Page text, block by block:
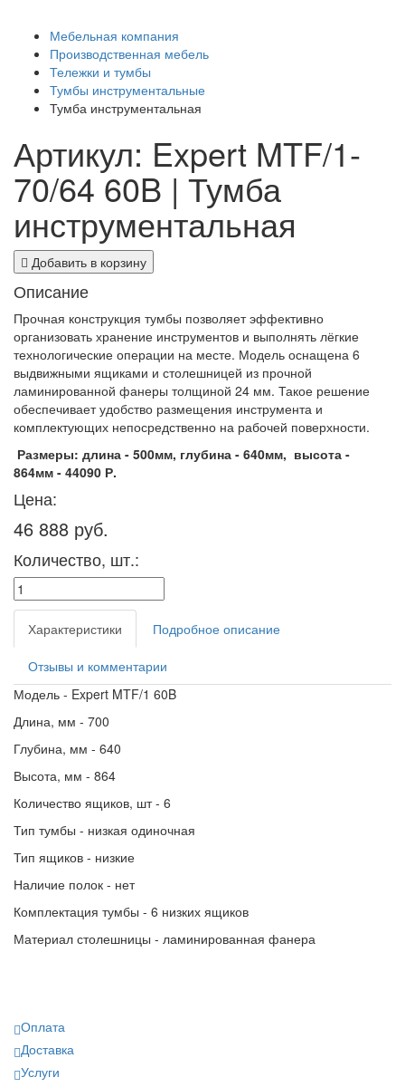
Мебельная компания
Производственная мебель
Тележки и тумбы
Тумбы инструментальные
Тумба инструментальная
Артикул: Expert MTF/1-
70/64 60B | Тумба
инструментальная
Добавить в корзину
Описание
Прочная конструкция тумбы позволяет эффективно
организовать хранение инструментов и выполнять лёгкие
технологические операции на месте. Модель оснащена 6
выдвижными ящиками и столешницей из прочной
ламинированной фанеры толщиной 24 мм. Такое решение
обеспечивает удобство размещения инструмента и
комплектующих непосредственно на рабочей поверхности.
Размеры: длина - 500мм, глубина - 640мм, высота -
864мм - 44090 Р.
Цена:
46 888 руб.
Количество, шт.:
Характеристики Подробное описание
Отзывы и комментарии
Модель - Expert MTF/1 60B
Длина, мм - 700
Глубина, мм - 640
Высота, мм - 864
Количество ящиков, шт - 6
Тип тумбы - низкая одиночная
Тип ящиков - низкие
Наличие полок - нет
Комплектация тумбы - 6 низких ящиков
Материал столешницы - ламинированная фанера
Оплата
Доставка
Услуги